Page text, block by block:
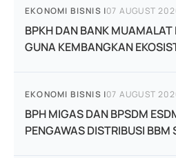
EKONOMI BISNIS |07 AUGUST
BPKH DAN BANK MUAMALAT
GUNA KEMBANGKAN
EKONOMI BISNIS |07 AUGUST
BPH MIGAS DAN BPSDM
PENGAWAS DISTRIBUSI BBM